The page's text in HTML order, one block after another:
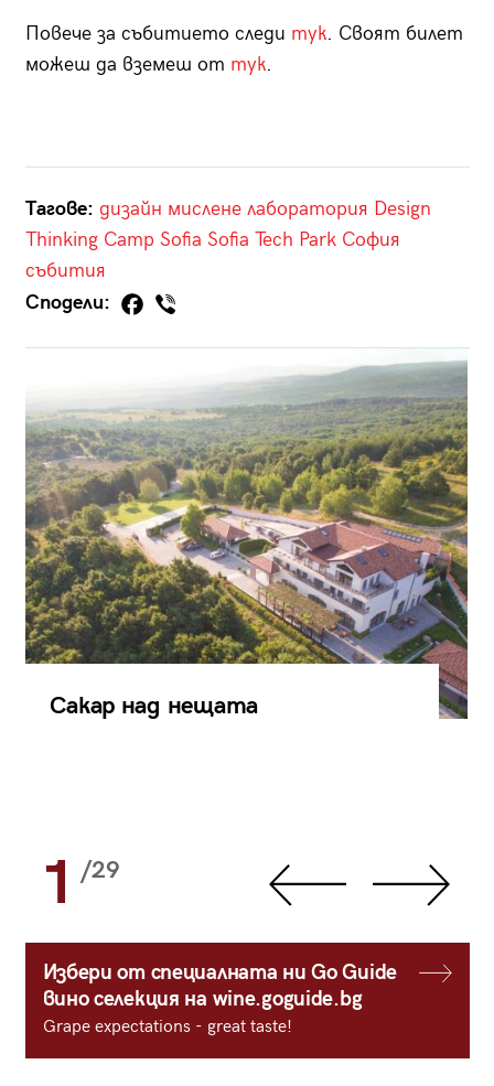
Повече за събитието следи тук. Своят билет
можеш да вземеш от тук.
Тагове: дизайн мислене лаборатория Design
Thinking Camp Sofia Sofia Tech Park София
събития
Сподели:
Сакар над нещата
1 /29
Избери от специалната ни Go Guide
вино селекция на wine.goguide.bg
Grape expectations - great taste!